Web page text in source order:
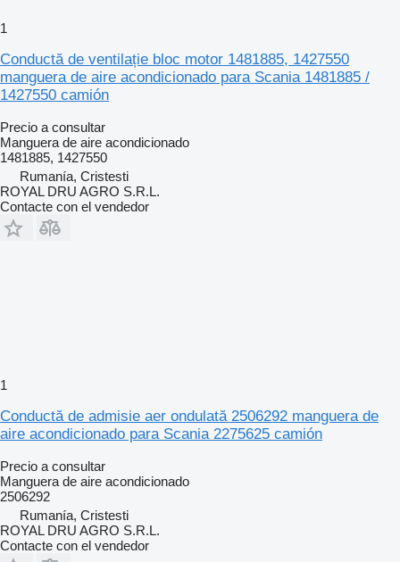
1
Conductă de ventilație bloc motor 1481885, 1427550
manguera de aire acondicionado para Scania 1481885 /
1427550 camión
Precio a consultar
Manguera de aire acondicionado
1481885, 1427550
Rumanía, Cristesti
ROYAL DRU AGRO S.R.L.
Contacte con el vendedor
1
Conductă de admisie aer ondulată 2506292 manguera de
aire acondicionado para Scania 2275625 camión
Precio a consultar
Manguera de aire acondicionado
2506292
Rumanía, Cristesti
ROYAL DRU AGRO S.R.L.
Contacte con el vendedor